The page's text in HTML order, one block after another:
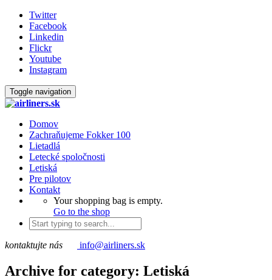
Twitter
Facebook
Linkedin
Flickr
Youtube
Instagram
Toggle navigation
Domov
Zachraňujeme Fokker 100
Lietadlá
Letecké spoločnosti
Letiská
Pre pilotov
Kontakt
Your shopping bag is empty.
Go to the shop
kontaktujte nás info@airliners.sk
Archive for category: Letiská